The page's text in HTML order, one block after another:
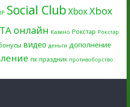
Social Club XboxXbox
онлайн Казино Рокстар Рокстар
видео деньги дополнение
пк праздник противоборство